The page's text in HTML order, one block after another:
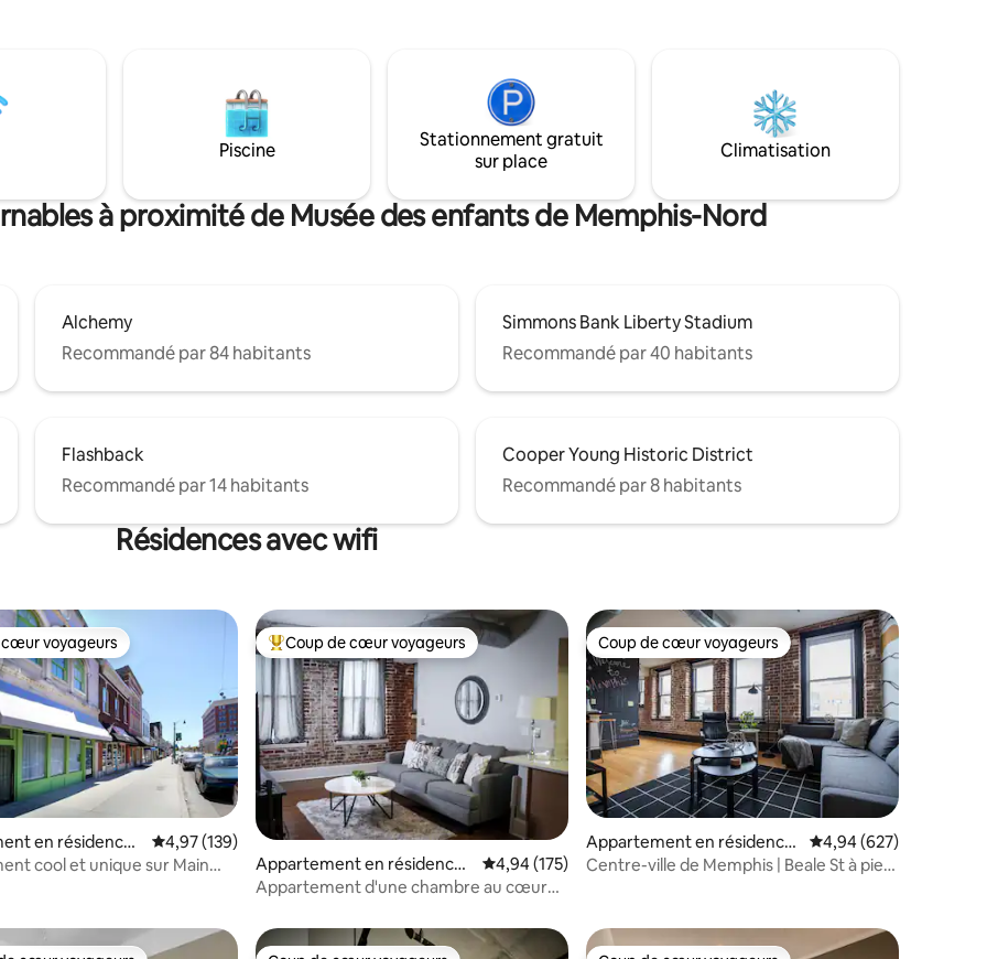
St Jude & FedEx Forum -3 mi
- 1,5 mi Liberty Bowl
animaux de compagnie. Pas
Aucune réservation pour les
et Overton Square. Les attractions du
centre-ville, Pinch District, South Main,
Graceland, Sun Studios, le musée des
droits civiques et Beale St. sont
maison principale, voisine d'une autre
suite, avec cour partagée. Hébergé par
un Memphian local.
Piscine
Stationnement gratuit
sur place
Climatisation
à proximité de Musée des enfants de Memphis-Nord
Alchemy
Recommandé par 84 habitants
Simmons Bank Liberty Stadium
Recommandé par 40 habitants
Flashback
Recommandé par 14 habitants
Cooper Young Historic District
Recommandé par 8 habitants
Résidences avec wifi
base de 519 commentaires : 4,98 sur 5
cœur voyageurs
voyageurs
en résidence ⋅
Évaluation moyenne sur la base de 139 commentaires : 4,97 sur 5
4,97 (139)
cool et unique sur Main
Coups de cœur voyageurs les plus appréciés
Coup de cœur voyageurs
Appartement en résidence ⋅
Memphis
Évaluation moyenne sur la base de 175 commentaires : 4,94 sur 5
4,94 (175)
Appartement d'une chambre au cœur
Coup de cœur voyageurs
Coup de cœur voyageurs
Appartement en résidence
⋅ Memphis
Évaluation moyenne
4,94 (627)
Centre-ville de Memphis | Beale St à pied